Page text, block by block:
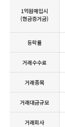
1억원매입시
(현금증거금)
등락률
거래수수료
거래종목
거래대금규모
거래회사